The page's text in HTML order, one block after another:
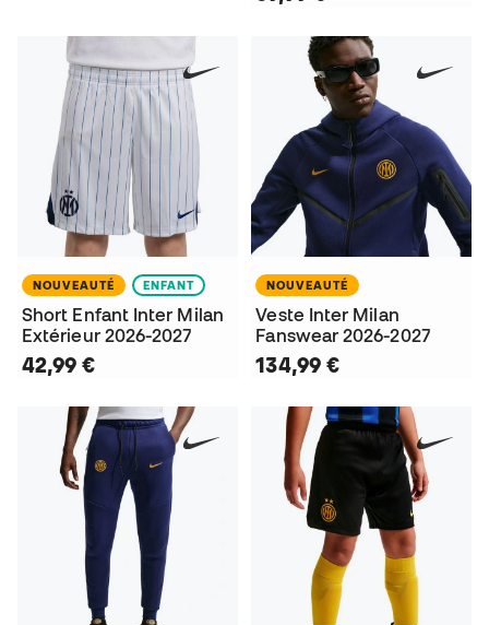
NOUVEAUTÉ ENFANT
Short Enfant Inter Milan
Extérieur 2026-2027
42,99 €
NOUVEAUTÉ
Veste Inter Milan
Fanswear 2026-2027
134,99 €